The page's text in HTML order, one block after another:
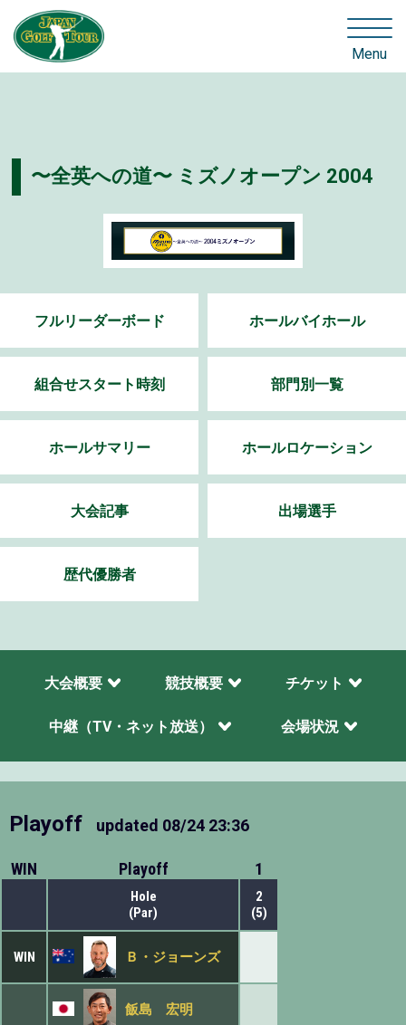
Menu
〜全英への道〜 ミズノオープン 2004
フルリーダーボード ホールバイホール
組合せスタート時刻 部門別一覧
ホールサマリー ホールロケーション
大会記事 出場選手
歴代優勝者
大会概要 競技概要 チケット
中継（TV・ネット放送） 会場状況
Playoff updated 08/24 23:36
WIN Playoff 1
Hole
(Par)
2
(5)
WIN Ｂ・ジョーンズ
飯島 宏明